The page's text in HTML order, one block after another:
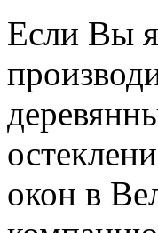
Если Вы
окон в